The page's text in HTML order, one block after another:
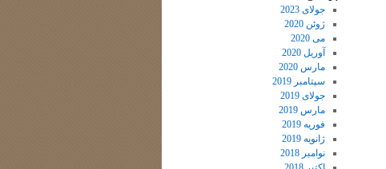
جولای 2023
ژوئن 2020
می 2020
آوریل 2020
مارس 2020
سپتامبر 2019
جولای 2019
مارس 2019
فوریه 2019
ژانویه 2019
نوامبر 2018